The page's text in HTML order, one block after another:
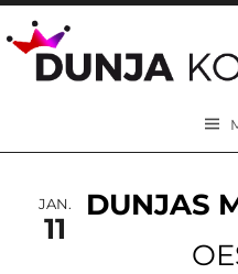
Skip to content
DUNJAS
JAN.
11